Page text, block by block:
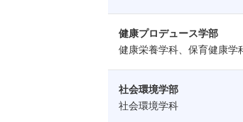
健康プロデュース学部
健康栄養学科、保育健康学
社会環境学部
社会環境学科